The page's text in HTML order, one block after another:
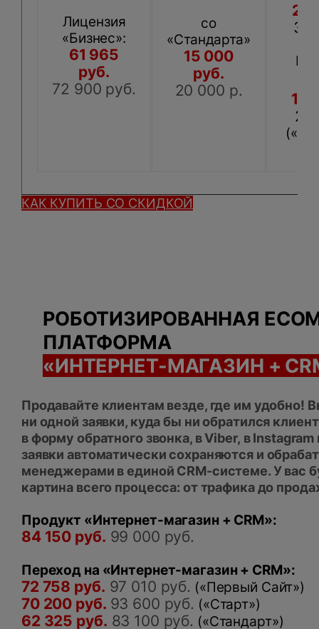
Лицензия
«Бизнес»:
61 965
руб.
72 900 руб.
со
«Стандарта»
15 000
руб.
20 000 р.
27
15
КАК КУПИТЬ СО СКИДКОЙ
РОБОТИЗИРОВАННАЯ
ПЛАТФОРМА
«ИНТЕРНЕТ-МАГАЗИН +
Продавайте клиентам везде, где им удобно!
ни одной заявки, куда бы ни обратился
в форму обратного звонка, в Viber, в Instagram
заявки автоматически сохраняются и
менеджерами в единой CRM-системе. У вас
картина всего процесса: от трафика до
Продукт «Интернет-магазин + CRM»:
84 150 руб. 99 000 руб.
Переход на «Интернет-магазин + CRM»:
72 758 руб. 97 010 руб. («Первый Сайт»)
70 200 руб. 93 600 руб. («Старт»)
62 325 руб. 83 100 руб. («Стандарт»)